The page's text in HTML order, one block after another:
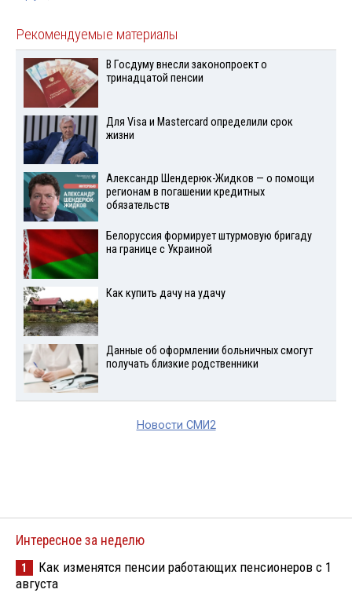
Рекомендуемые материалы
В Госдуму внесли законопроект о
тринадцатой пенсии
Для Visа и Mastercard определили срок
жизни
Александр Шендерюк-Жидков — о помощи
регионам в погашении кредитных
обязательств
Белоруссия формирует штурмовую бригаду
на границе с Украиной
Как купить дачу на удачу
Данные об оформлении больничных смогут
получать близкие родственники
Новости СМИ2
Интересное за неделю
1
Как изменятся пенсии работающих пенсионеров с 1
августа